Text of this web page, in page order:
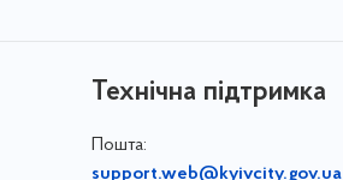
Технічна підтримка
Пошта:
support.web@kyivcity.gov.ua